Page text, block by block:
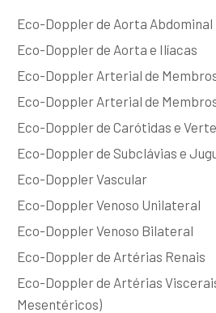
Eco-Doppler de Aorta Abdominal
Eco-Doppler de Aorta e Ilíacas
Eco-Doppler Arterial de
Eco-Doppler Arterial de
Eco-Doppler de Carótidas e
Eco-Doppler de Subclávias e
Eco-Doppler Vascular
Eco-Doppler Venoso Unilateral
Eco-Doppler Venoso Bilateral
Eco-Doppler de Artérias Renais
Eco-Doppler de Artérias
Mesentéricos)